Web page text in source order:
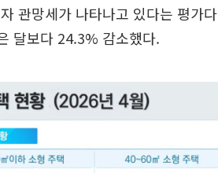
관망세가 나타나고 있다는 평가
달보다 24.3% 감소했다.